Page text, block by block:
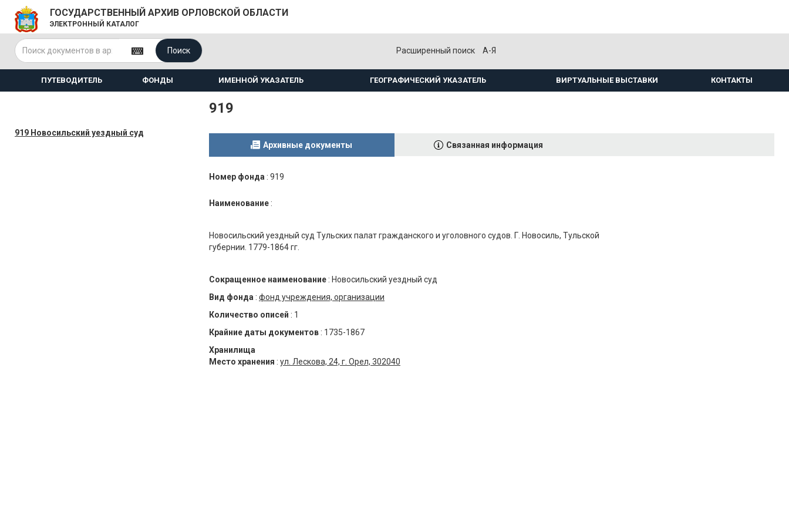
ГОСУДАРСТВЕННЫЙ АРХИВ ОРЛОВСКОЙ ОБЛАСТИ
ЭЛЕКТРОННЫЙ КАТАЛОГ
Поиск Расширенный поиск А-Я
ПУТЕВОДИТЕЛЬ ФОНДЫ ИМЕННОЙ УКАЗАТЕЛЬ ГЕОГРАФИЧЕСКИЙ УКАЗАТЕЛЬ ВИРТУАЛЬНЫЕ ВЫСТАВКИ КОНТАКТЫ
919 Новосильский уездный суд
919
Архивные документы Связанная информация
Номер фонда : 919
Наименование :
Новосильский уездный суд Тульских палат гражданского и уголовного судов. Г. Новосиль, Тульской
губернии. 1779-1864 гг.
Сокращенное наименование : Новосильский уездный суд
Вид фонда : фонд учреждения, организации
Количество описей : 1
Крайние даты документов : 1735-1867
Хранилища
Место хранения : ул. Лескова, 24, г. Орел, 302040